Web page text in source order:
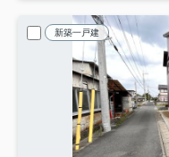
新築一戸建